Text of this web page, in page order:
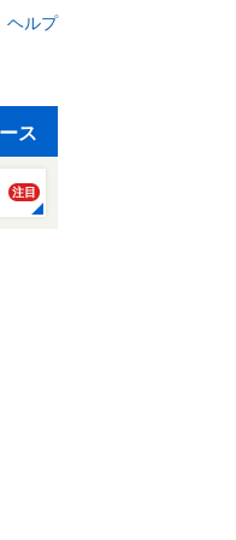
ヘルプ
ス
注目